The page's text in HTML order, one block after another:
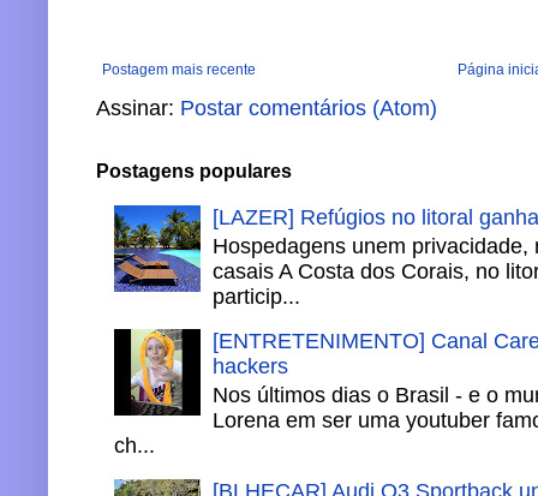
Postagem mais recente Página
Assinar: Postar comentários (Atom)
Postagens populares
[LAZER] Refúgios no litoral
Hospedagens unem
casais A Costa dos Corais, no
particip...
[ENTRETENIMENTO] Canal
hackers
Nos últimos dias o Brasil - e o
Lorena em ser uma youtuber
ch...
[BLHECAR] Audi Q3 Sportback